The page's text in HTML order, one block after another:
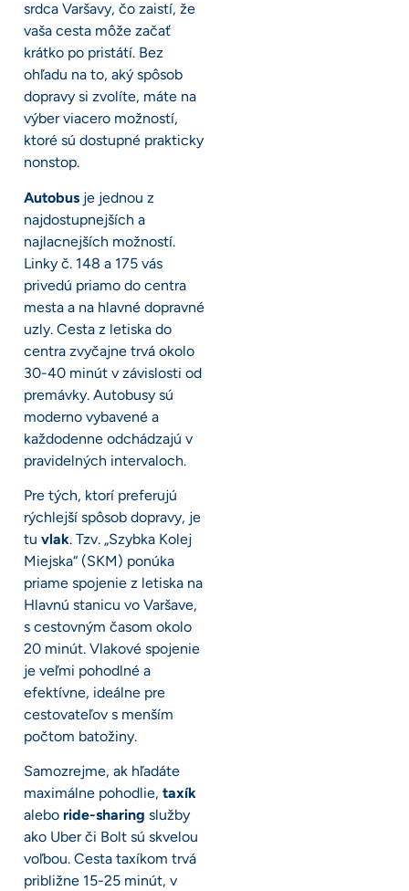
srdca Varšavy, čo zaistí, že
vaša cesta môže začať
krátko po pristátí. Bez
ohľadu na to, aký spôsob
dopravy si zvolíte, máte na
výber viacero možností,
ktoré sú dostupné prakticky
nonstop.
Autobus je jednou z
najdostupnejších a
najlacnejších možností.
Linky č. 148 a 175 vás
privedú priamo do centra
mesta a na hlavné dopravné
uzly. Cesta z letiska do
centra zvyčajne trvá okolo
30-40 minút v závislosti od
premávky. Autobusy sú
moderno vybavené a
každodenne odchádzajú v
pravidelných intervaloch.
Pre tých, ktorí preferujú
rýchlejší spôsob dopravy, je
tu vlak. Tzv. „Szybka Kolej
Miejska“ (SKM) ponúka
priame spojenie z letiska na
Hlavnú stanicu vo Varšave,
s cestovným časom okolo
20 minút. Vlakové spojenie
je veľmi pohodlné a
efektívne, ideálne pre
cestovateľov s menším
počtom batožiny.
Samozrejme, ak hľadáte
maximálne pohodlie, taxík
alebo ride-sharing služby
ako Uber či Bolt sú skvelou
voľbou. Cesta taxíkom trvá
približne 15-25 minút, v